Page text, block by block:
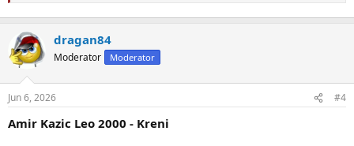
dragan84
Moderator Moderator
Jun 6, 2026 #4
Amir Kazic Leo 2000 - Kreni